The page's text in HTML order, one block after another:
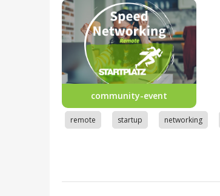
community-event
remote startup networking